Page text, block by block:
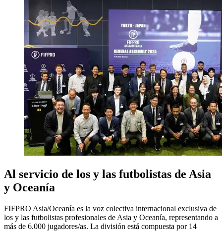
Al servicio de los y las futbolistas de Asia
y Oceanía
FIFPRO Asia/Oceanía es la voz colectiva internacional exclusiva de
los y las futbolistas profesionales de Asia y Oceanía, representando a
más de 6.000 jugadores/as. La división está compuesta por 14